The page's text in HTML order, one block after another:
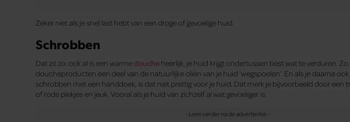
Zeker niet als je snel last hebt van een droge of gevoelige huid.
Schrobben
Dat zit zo: ook al is een warmedouche heerlijk, je huid krijgt ondertussen best wat te verduren.
doucheproducten een deel van de natuurlijke oliën van je huid ‘wegspoelen’. En als je daarna
schrobben met een handdoek, is dat niet prettig voor je huid. Dat merk je bijvoorbeeld door een
of rode plekjes en jeuk. Vooral als je huid van zichzelf al wat gevoeliger is.